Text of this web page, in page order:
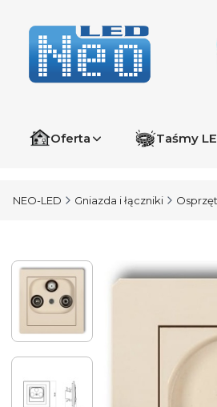
Oferta Taśmy
NEO-LED Gniazda i łączniki